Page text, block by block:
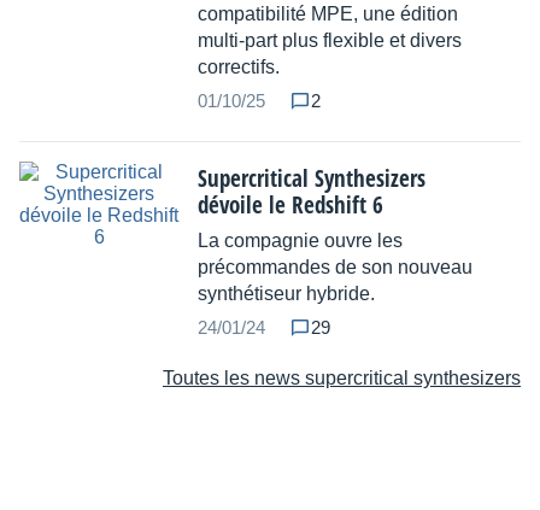
compatibilité MPE, une édition
multi-part plus flexible et divers
correctifs.
01/10/25
2
Supercritical Synthesizers
dévoile le Redshift 6
La compagnie ouvre les
précommandes de son nouveau
synthétiseur hybride.
24/01/24
29
Toutes les news supercritical synthesizers